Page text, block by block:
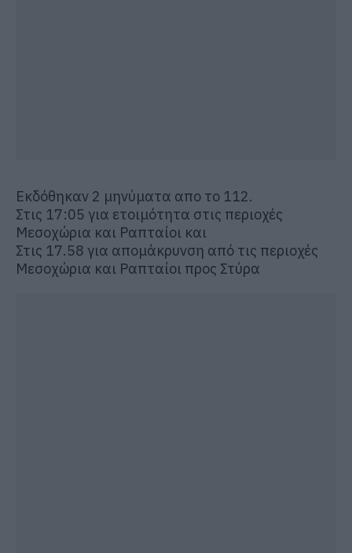
Εκδόθηκαν 2 μηνύματα απο το 112.
Στις 17:05 για ετοιμότητα στις περιοχές
Μεσοχώρια και Ραπταίοι και
Στις 17.58 για απομάκρυνση από τις περιοχές
Μεσοχώρια και Ραπταίοι προς Στύρα